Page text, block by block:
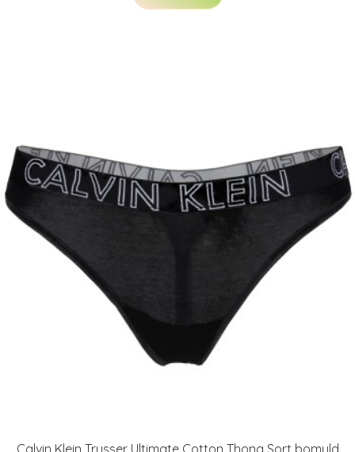
Calvin Klein Trusser Ultimate Cotton Thong Sort bomuld